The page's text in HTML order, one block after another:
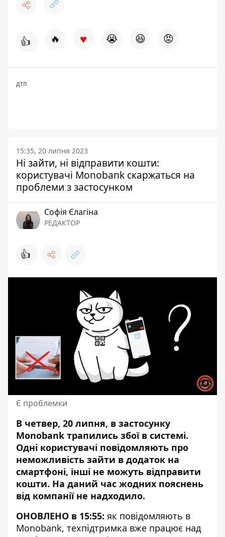
👍 🔥 ♥ 😭 😆 😡
ДТП
15:35, 20 липня 2023
Ні зайти, ні відправити кошти:
користувачі Monobank скаржаться на
проблеми з застосунком
Софія Єлагіна
РЕДАКТОР
👍
Є проблемки
В четвер, 20 липня, в застосунку
Monobank трапились збої в системі.
Одні користувачі повідомляють про
неможливість зайти в додаток на
смартфоні, інші не можуть відправити
кошти. На даний час жодних пояснень
від компанії не надходило.
ОНОВЛЕНО в 15:55: як повідомляють в
Monobank, техпідтримка вже працює над